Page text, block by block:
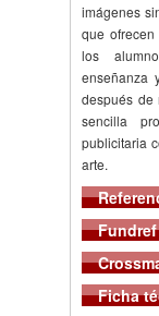
imágenes
que
los
enseñanza
después de
sencilla
publicitaria
arte.
Fundref
Ficha